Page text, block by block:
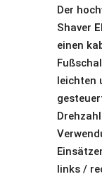
Der
Shaver
einen
leichten
links /